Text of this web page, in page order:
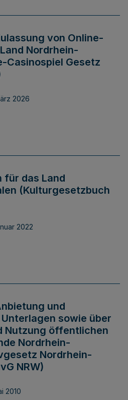
von Online-
Nordrhein-
Casinospiel Gesetz
2026
für das Land
(Kulturgesetzbuch
2022
und
sowie über
Nutzung öffentlichen
Nordrhein-
Nordrhein-
NRW)
2010